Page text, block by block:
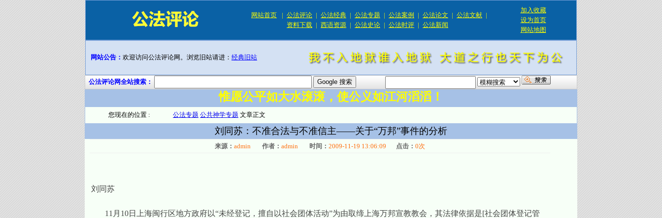
网站首页 | 公法评论 | 公法经典 | 公法专题 | 公法案例 | 公法论文 | 公法文献 |
资料下载 | 西语资源 | 公法史论 | 公法时评 | 公法新闻
加入收藏
设为首页
网站地图
网站公告： 欢迎访问公法评论网。浏览旧站请进： 经典旧站
公法评论网全站搜索：
惟愿公平如大水滚滚，使公义如江河滔滔！
您现在的位置 : 公法专题 公共神学专题 文章正文
刘同苏：不准合法与不准信主——关于“万邦”事件的分析
来源： admin 作者： admin 时间： 2009-11-19 13:06:09 点击： 0次
刘同苏
11 月 10日上海闽行区地方政府以“未经登记，擅自以社会团体活动”为由取缔上海万邦宣教教会，其法律依据是[社会团体登记管